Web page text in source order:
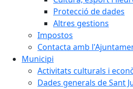
Protecció de dades
Altres gestions
Impostos
Contacta amb
Municipi
Activitats culturals i
Dades generals de Sant